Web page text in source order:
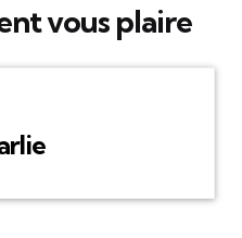
vous plaire